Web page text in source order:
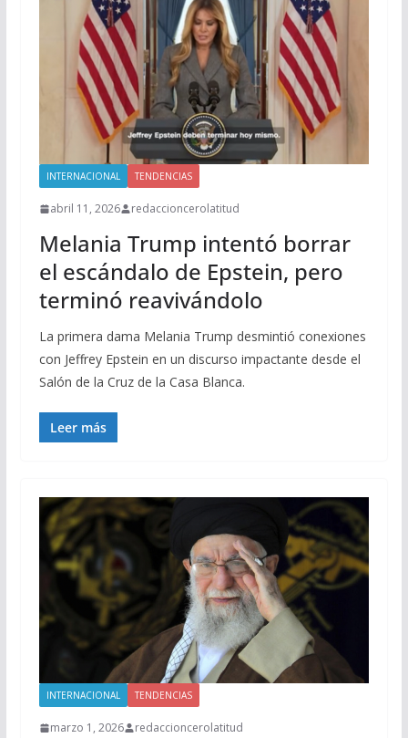
INTERNACIONAL TENDENCIAS
abril 11, 2026 redaccioncerolatitud
Melania Trump intentó borrar
el escándalo de Epstein, pero
terminó reavivándolo
La primera dama Melania Trump desmintió conexiones
con Jeffrey Epstein en un discurso impactante desde el
Salón de la Cruz de la Casa Blanca.
Leer más
INTERNACIONAL TENDENCIAS
marzo 1, 2026 redaccioncerolatitud